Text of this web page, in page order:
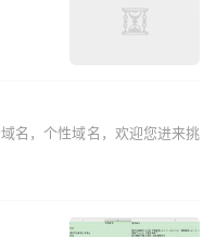
名，个性域名，欢迎您进来挑